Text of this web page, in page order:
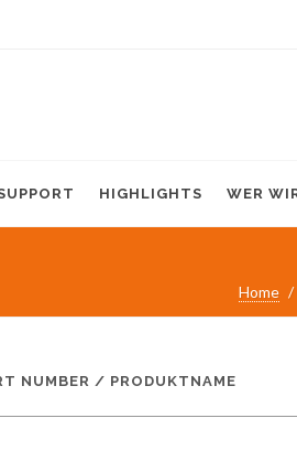
HIGHLIGHTS WER
Home
NUMBER / PRODUKTNAME